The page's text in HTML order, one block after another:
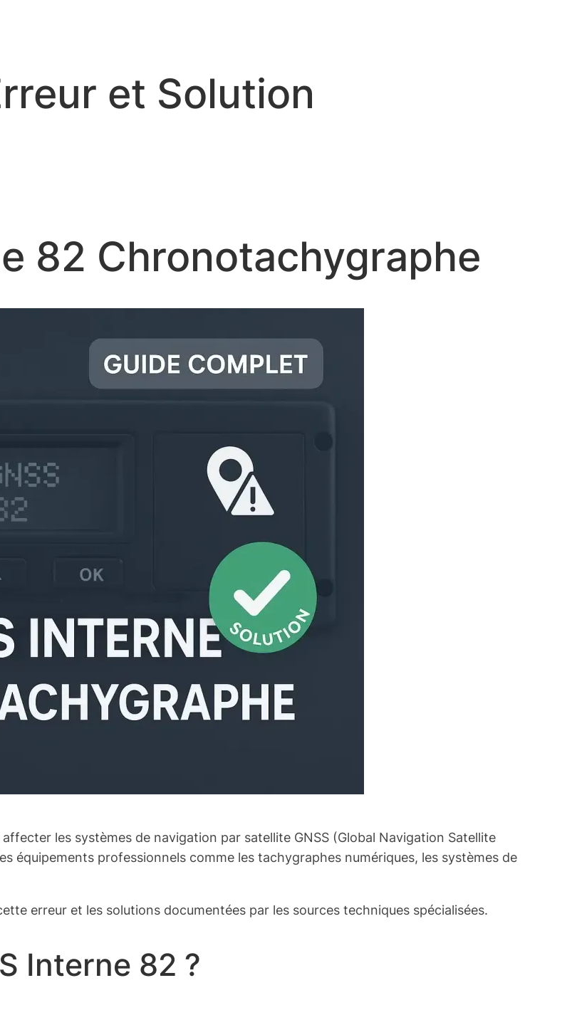
et Solution
82 Chronotachygraphe
les systèmes de navigation par satellite GNSS (Global Navigation Satellite
équipements professionnels comme les tachygraphes numériques, les systèmes de
erreur et les solutions documentées par les sources techniques spécialisées.
Interne 82 ?